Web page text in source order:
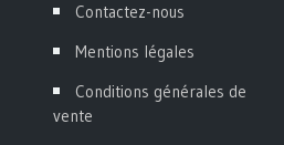
Contactez-nous
Mentions légales
Conditions générales de
vente